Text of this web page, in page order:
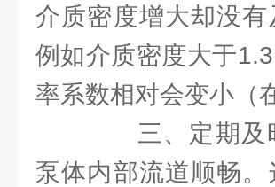
介质密度增大却没
例如介质密度大于
率系数相对会变小
三、定期及
泵体内部流道顺畅